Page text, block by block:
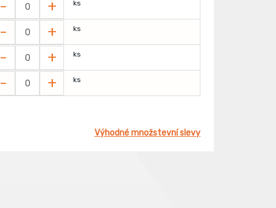
- + ks
- + ks
- + ks
- + ks
Výhodné množstevní slevy